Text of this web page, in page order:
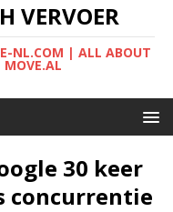
VERVOER
NL.COM | ALL ABOUT
MOVE.AL
30 keer
concurrentie